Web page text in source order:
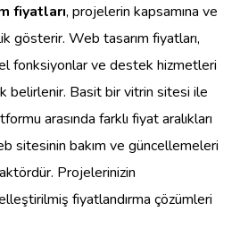
fiyatları, projelerin kapsamına ve
gösterir. Web tasarım fiyatları,
fonksiyonlar ve destek hizmetleri
belirlenir. Basit bir vitrin sitesi ile
arasında farklı fiyat aralıkları
sitesinin bakım ve güncellemeleri
Projelerinizin
fiyatlandırma çözümleri